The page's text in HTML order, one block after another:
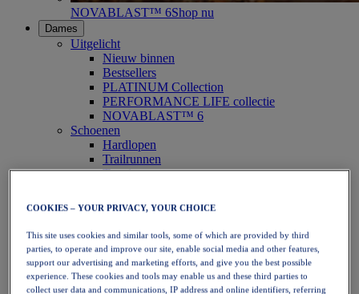
NOVABLAST™ 6Shop nu
Dames
Uitgelicht
Nieuw binnen
Bestsellers
PLATINUM Collection
PERFORMANCE LIFE collectie
NOVABLAST™ 6
Schoenen
Hardlopen
Trailrunnen
Tennis
Handbal
Netbal
SportStyle
Bovenkleding
Sport-bh's
Tanktops
COOKIES – YOUR PRIVACY, YOUR CHOICE
This site uses cookies and similar tools, some of which are provided by third
parties, to operate and improve our site, enable social media and other features,
support our advertising and marketing efforts, and give you the best possible
experience. These cookies and tools may enable us and these third parties to
collect user data and communications, IP address and online identifiers, referring